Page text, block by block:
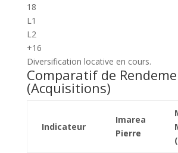
18
L1
L2
+16
Diversification locative en cours.
Comparatif de
(Acquisitions)
Indicateur
Imarea
Pierre